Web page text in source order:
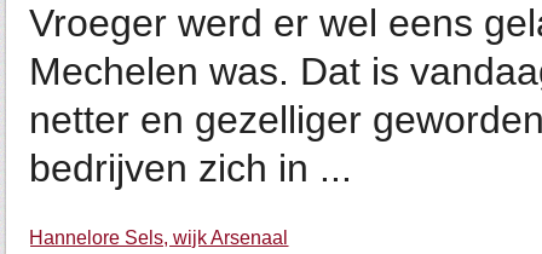
Vroeger werd er wel eens
Mechelen was. Dat is
netter en gezelliger
bedrijven zich in ...
Hannelore Sels, wijk Arsenaal